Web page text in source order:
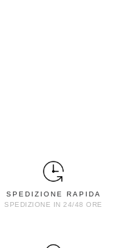
SPEDIZIONE RAPIDA
SPEDIZIONE IN 24/48 ORE